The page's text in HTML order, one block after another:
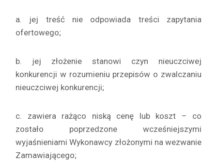
a. jej treść nie odpowiada treści zapytania
ofertowego;
b. jej złożenie stanowi czyn nieuczciwej
konkurencji w rozumieniu przepisów o zwalczaniu
nieuczciwej konkurencji;
c. zawiera rażąco niską cenę lub koszt – co
zostało poprzedzone wcześniejszymi
wyjaśnieniami Wykonawcy złożonymi na wezwanie
Zamawiającego;